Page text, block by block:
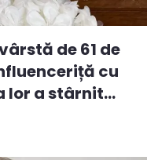
de 61 de
cu
lor a stârnit